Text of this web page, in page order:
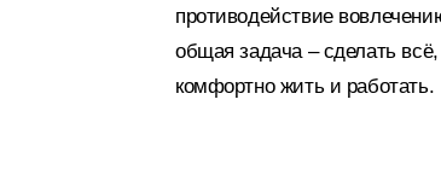
противодействие
общая задача – сделать
комфортно жить и работать.